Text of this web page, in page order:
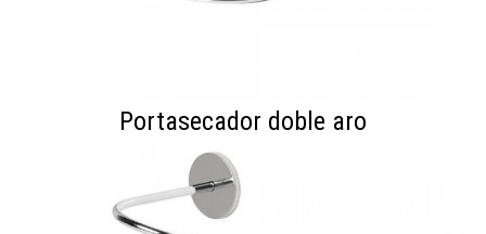
Portasecador doble aro